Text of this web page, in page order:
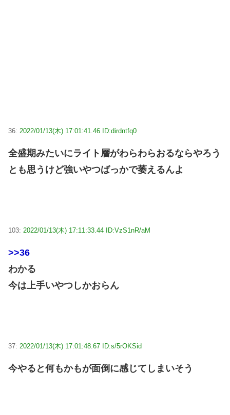
36: 2022/01/13(木) 17:01:41.46 ID:dirdntfq0
全盛期みたいにライト層がわらわらおるならやろう
とも思うけど強いやつばっかで萎えるんよ
103: 2022/01/13(木) 17:11:33.44 ID:VzS1nR/aM
>>36
わかる
今は上手いやつしかおらん
37: 2022/01/13(木) 17:01:48.67 ID:s/5rOKSid
今やると何もかもが面倒に感じてしまいそう